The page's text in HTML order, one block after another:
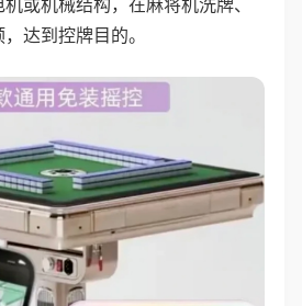
或机械结构，在麻将机洗牌、
达到控牌目的。